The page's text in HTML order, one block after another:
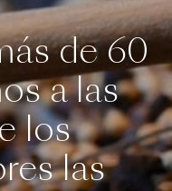
de 60
a las
los
las